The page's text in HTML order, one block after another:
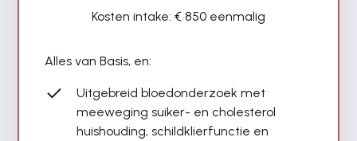
Kosten intake: € 850 eenmalig
Alles van Basis, en:
Uitgebreid bloedonderzoek met
meeweging suiker- en cholesterol
huishouding, schildklierfunctie en